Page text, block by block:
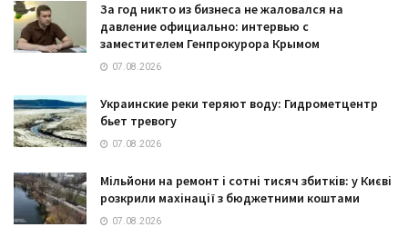
За год никто из бизнеса не жаловался на
давление официально: интервью с
заместителем Генпрокурора Крымом
07.08.2026
Украинские реки теряют воду: Гидрометцентр
бьет тревогу
07.08.2026
Мільйони на ремонт і сотні тисяч збитків: у Києві
розкрили махінації з бюджетними коштами
07.08.2026